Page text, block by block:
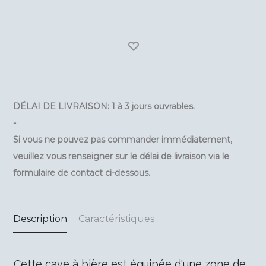
DÉLAI DE LIVRAISON: 1 à 3 jours ouvrables.
-
Si vous ne pouvez pas commander immédiatement,
veuillez vous renseigner sur le délai de livraison via le
formulaire de contact ci-dessous.
Description Caractéristiques